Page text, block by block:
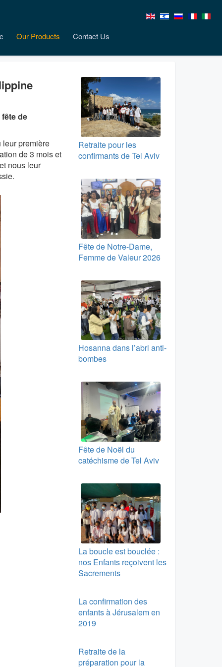
Our Products Contact Us
de
leur première
de 3 mois et
nous leur
Retraite pour les
confirmants de Tel Aviv
Fête de Notre-Dame,
Femme de Valeur 2026
Hosanna dans l’abri anti-
bombes
Fête de Noël du
catéchisme de Tel Aviv
La boucle est bouclée :
nos Enfants reçoivent les
Sacrements
La confirmation des
enfants à Jérusalem en
2019
Retraite de la
préparation pour la